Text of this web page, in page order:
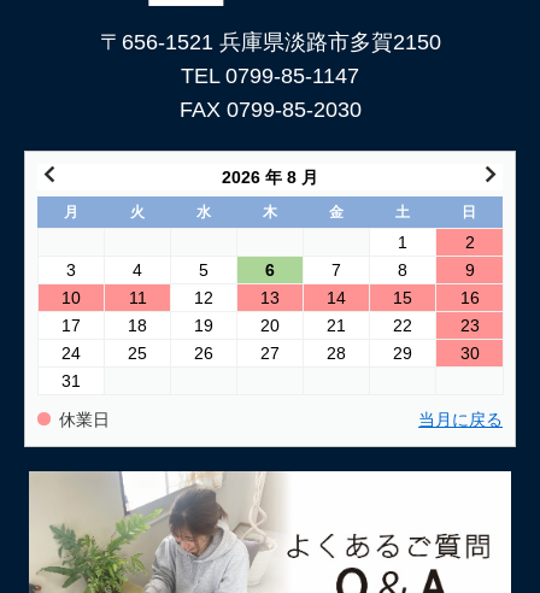
〒656-1521 兵庫県淡路市多賀2150
TEL 0799-85-1147
FAX 0799-85-2030
2026 年 8 月
月 火 水 木 金 土 日
1
2
3
4 5 6 7 8
9
10
11 12 13 14 15
16
17
18 19 20 21 22
23
24
25 26 27 28 29
30
31
休業日 当月に戻る